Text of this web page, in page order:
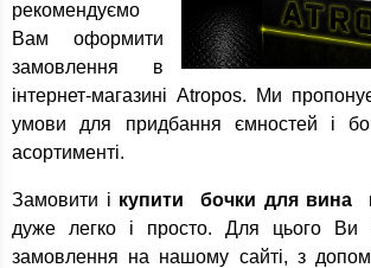
рекомендуємо
Вам оформити
замовлення в
інтернет-магазині Atropos. Ми
умови для придбання ємностей і
асортименті.
Замовити і купити бочки для вина
дуже легко і просто. Для цього Ви
замовлення на нашому сайті, з